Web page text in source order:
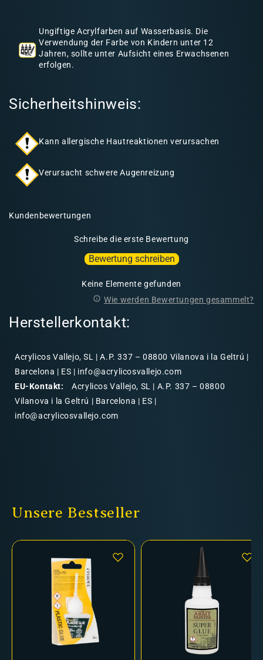
Ungiftige Acrylfarben auf Wasserbasis. Die
Verwendung der Farbe von Kindern unter 12
Jahren, sollte unter Aufsicht eines Erwachsenen
erfolgen.
Sicherheitshinweis:
Kann allergische Hautreaktionen verursachen
Verursacht schwere Augenreizung
Kundenbewertungen
Schreibe die erste Bewertung
Bewertung schreiben
Keine Elemente gefunden
Wie werden Bewertungen gesammelt?
Herstellerkontakt:
Acrylicos Vallejo, SL | A.P. 337 – 08800 Vilanova i la Geltrú |
Barcelona | ES | info@acrylicosvallejo.com
EU-Kontakt:
Acrylicos Vallejo, SL | A.P. 337 – 08800
Vilanova i la Geltrú | Barcelona | ES |
info@acrylicosvallejo.com
Unsere Bestseller